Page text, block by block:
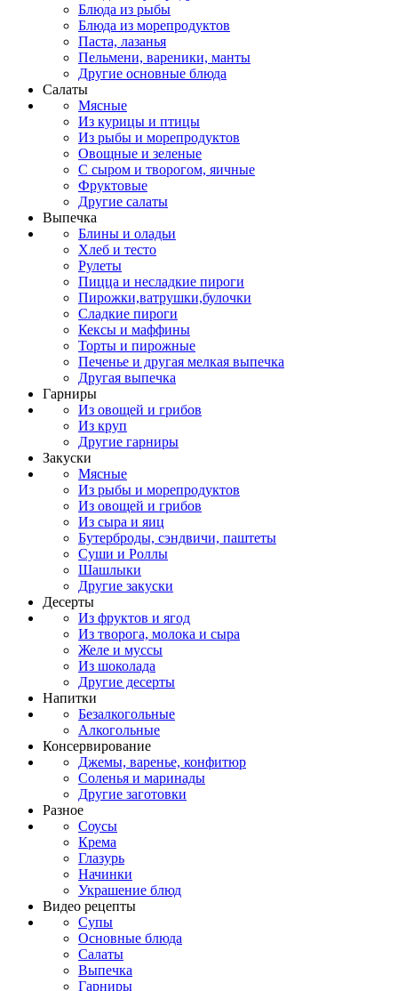
Блюда из рыбы
Блюда из морепродуктов
Паста, лазанья
Пельмени, вареники, манты
Другие основные блюда
Салаты
Мясные
Из курицы и птицы
Из рыбы и морепродуктов
Овощные и зеленые
С сыром и творогом, яичные
Фруктовые
Другие салаты
Выпечка
Блины и оладьи
Хлеб и тесто
Рулеты
Пицца и несладкие пироги
Пирожки,ватрушки,булочки
Сладкие пироги
Кексы и маффины
Торты и пирожные
Печенье и другая мелкая выпечка
Другая выпечка
Гарниры
Из овощей и грибов
Из круп
Другие гарниры
Закуски
Мясные
Из рыбы и морепродуктов
Из овощей и грибов
Из сыра и яиц
Бутерброды, сэндвичи, паштеты
Суши и Роллы
Шашлыки
Другие закуски
Десерты
Из фруктов и ягод
Из творога, молока и сыра
Желе и муссы
Из шоколада
Другие десерты
Напитки
Безалкогольные
Алкогольные
Консервирование
Джемы, варенье, конфитюр
Соленья и маринады
Другие заготовки
Разное
Соусы
Крема
Глазурь
Начинки
Украшение блюд
Видео рецепты
Супы
Основные блюда
Салаты
Выпечка
Гарниры